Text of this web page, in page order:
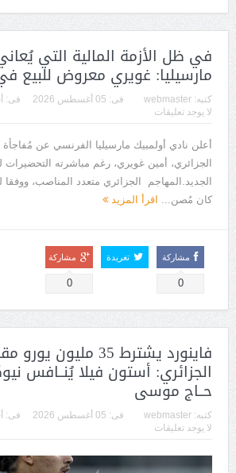
في ظل الأزمة المالية التي
مارسيليا: غويري معروض
كتبه: webmaster فى: 05 أغسطس 2026 فى:
لا يوجد تعليقات
أعلن نادي أولمبيك مارسيليا الفرنسي عن مُفاجأة
الجزائري، أمين غويري، رغم مباشرته التحضيرات
الجديد.المهاجم الجزائري متعدد المناصب، ووفقا
كان مُصن... اقرأ المزيد
مشاركة
0
تغريدة مشاركة
0
فاينورد يشترط 35
الجزائري: أستون فيلا يُنــافس
حــاج موسى
كتبه: webmaster فى: 05 أغسطس 2026 فى:
لا يوجد تعليقات